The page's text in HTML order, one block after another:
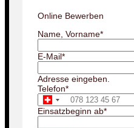
Online Bewerben
Name, Vorname*
E-Mail*
Adresse eingeben.
Telefon*
Einsatzbeginn ab*